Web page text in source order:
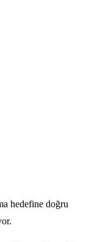
hedefine doğru